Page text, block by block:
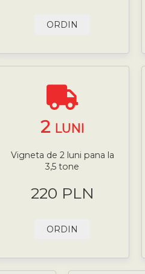
ORDIN
2 LUNI
Vigneta de 2 luni pana la
3,5 tone
220 PLN
ORDIN